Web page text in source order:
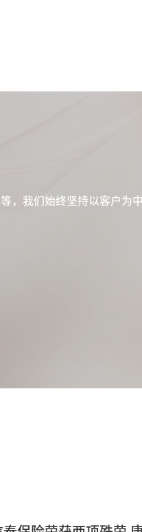
，我们始终坚持以客户为中